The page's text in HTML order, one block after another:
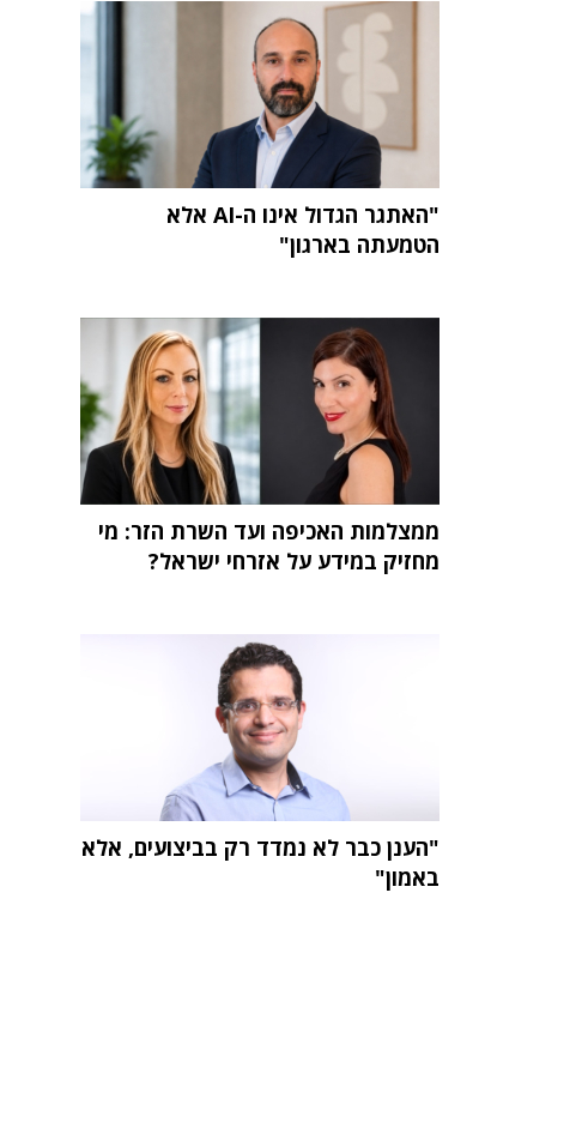
"האתגר הגדול אינו ה-AI אלא
הטמעתה בארגון"
ממצלמות האכיפה ועד השרת הזר: מי
מחזיק במידע על אזרחי ישראל?
"הענן כבר לא נמדד רק בביצועים, אלא
באמון"